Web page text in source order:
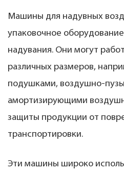
Машины для надувных
упаковочное
надувания. Они могут
различных размеров,
подушками, воздушно-
амортизирующими
защиты продукции от
транспортировки.
Эти машины широко